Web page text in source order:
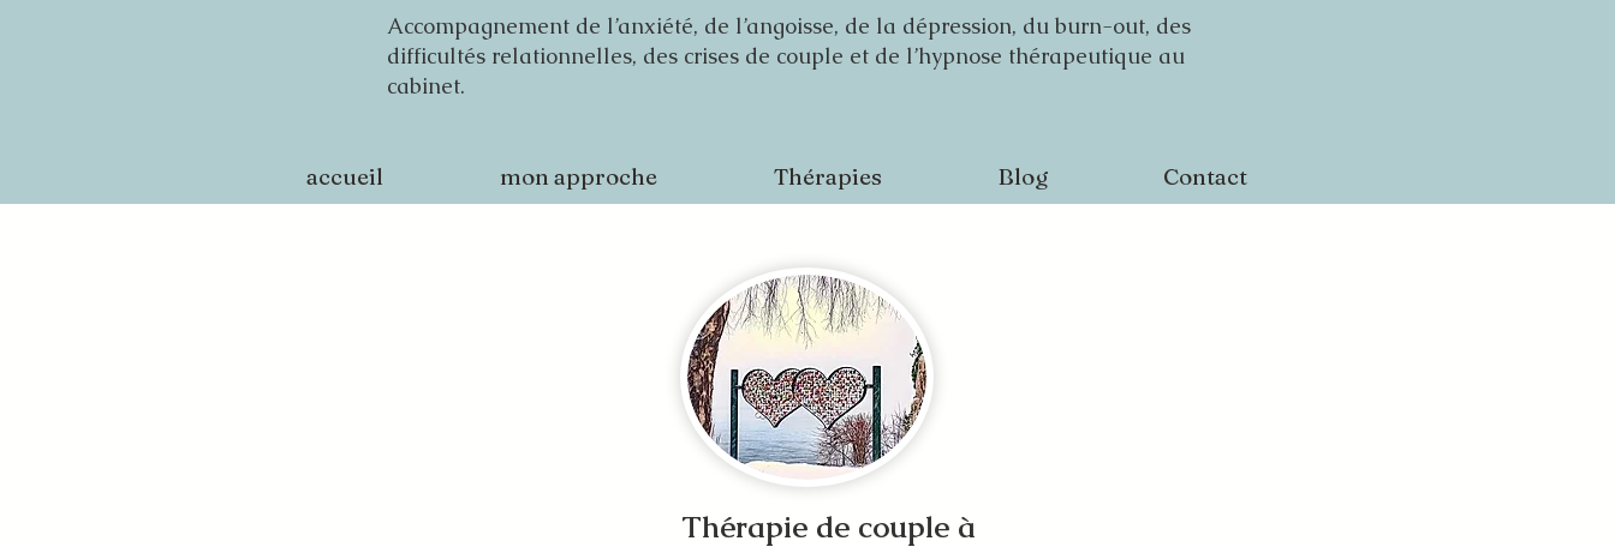
Accompagnement de l’anxiété, de l’angoisse, de la dépression, du burn-out, des
difficultés relationnelles, des crises de couple et de l’hypnose thérapeutique au
cabinet.
accueil mon approche Thérapies Blog Contact
Thérapie de couple à